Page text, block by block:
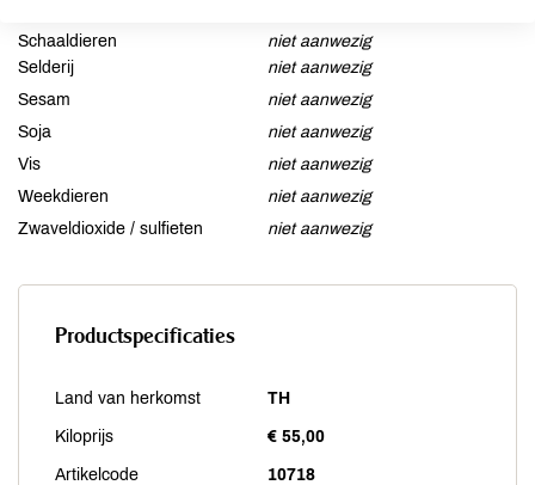
Schaaldieren
niet aanwezig
Selderij
niet aanwezig
Sesam
niet aanwezig
Soja
niet aanwezig
Vis
niet aanwezig
Weekdieren
niet aanwezig
Zwaveldioxide / sulfieten
niet aanwezig
Productspecificaties
Land van herkomst TH
Kiloprijs € 55,00
Artikelcode 10718